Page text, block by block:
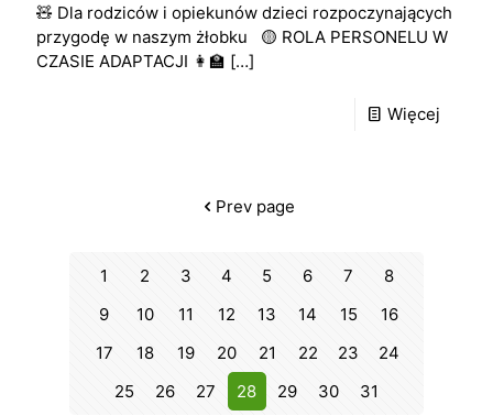
🧸 Dla rodziców i opiekunów dzieci rozpoczynających
przygodę w naszym żłobku 🟡 ROLA PERSONELU W
CZASIE ADAPTACJI 👩‍🏫 […]
Więcej
Prev page
1 2 3 4 5 6 7
8
9
10 11 12 13 14 15
16
17
18 19 20 21 22 23
24
25
26 27 28 29 30 31